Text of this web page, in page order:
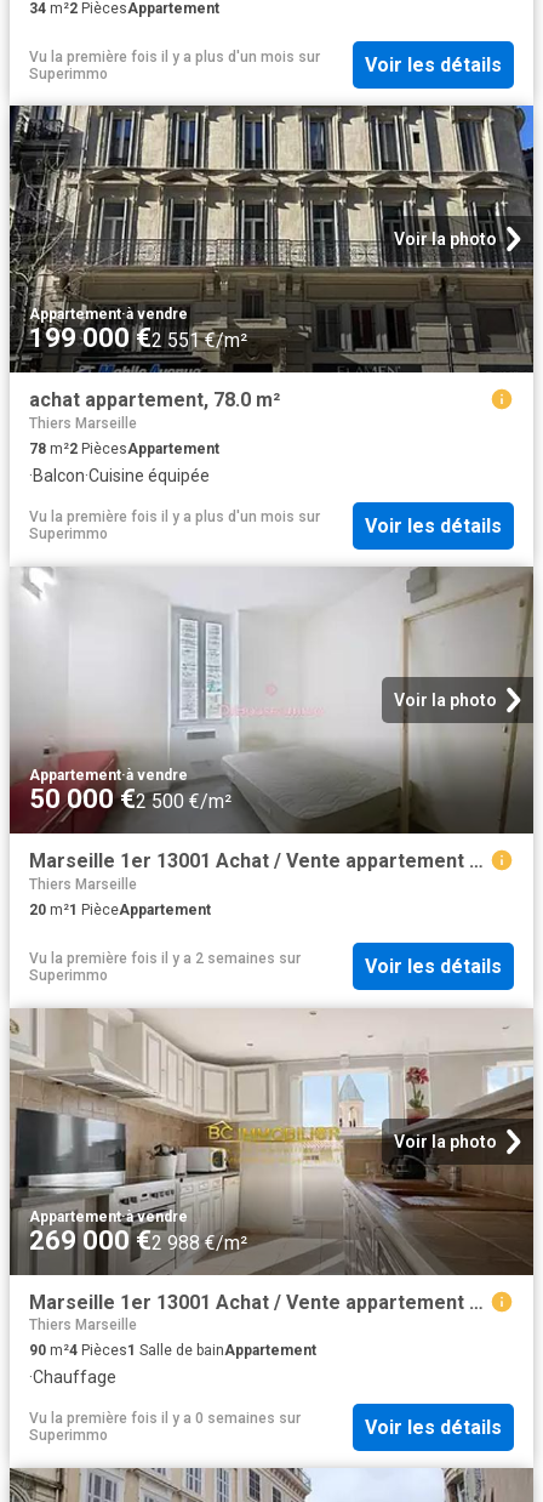
34 m²2 PiècesAppartement
Vu la première fois il y a plus d'un mois sur
Superimmo
Voir les détails
Voir la photo
Appartement·à vendre
199 000 €2 551 €/m²
achat appartement, 78.0 m²
Thiers Marseille
78 m²2 PiècesAppartement
·Balcon·Cuisine équipée
Vu la première fois il y a plus d'un mois sur
Superimmo
Voir les détails
Voir la photo
Appartement·à vendre
50 000 €2 500 €/m²
Marseille 1er 13001 Achat / Vente appartement 1 pièce t1
Thiers Marseille
20 m²1 PièceAppartement
Vu la première fois il y a 2 semaines sur
Superimmo
Voir les détails
Voir la photo
Appartement·à vendre
269 000 €2 988 €/m²
Marseille 1er 13001 Achat / Vente appartement 4 pièces t4
Thiers Marseille
90 m²4 Pièces1 Salle de bainAppartement
·Chauffage
Vu la première fois il y a 0 semaines sur
Superimmo
Voir les détails